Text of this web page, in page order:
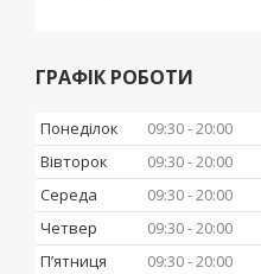
ГРАФІК РОБОТИ
Понеділок 09:30 20:00
Вівторок
09:30 20:00
Середа
09:30 20:00
Четвер
09:30 20:00
Пʼятниця
09:30 20:00